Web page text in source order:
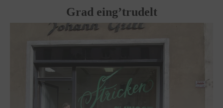
Grad eing’trudelt